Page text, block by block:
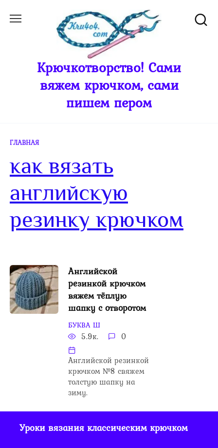
Крючкотворство! Сами
вяжем крючком, сами
пишем пером
ГЛАВНАЯ
как вязать
английскую
резинку крючком
Английской
резинкой крючком
вяжем тёплую
шапку с отворотом
БУКВА Ш
5.9к. 0
Английской резинкой
крючком №8 свяжем
толстую шапку на
зиму.
Уроки вязания классическим крючком